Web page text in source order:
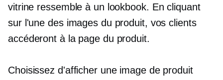
vitrine ressemble à un lookbook. En cliquant
sur l'une des images du produit, vos clients
accéderont à la page du produit.
Choisissez d'afficher une image de produit